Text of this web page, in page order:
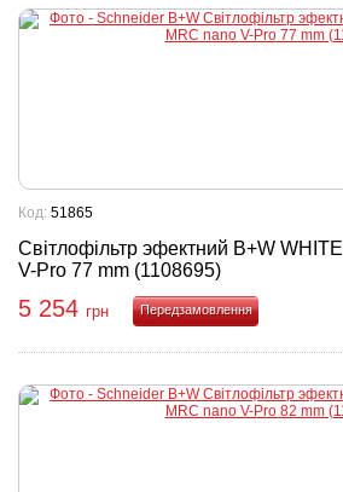
Світлофільтр эфектний B+W
V-Pro 77 mm (1108695)
Код: 51865
5 254 грн